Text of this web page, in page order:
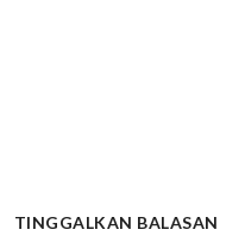
TINGGALKAN BALASAN